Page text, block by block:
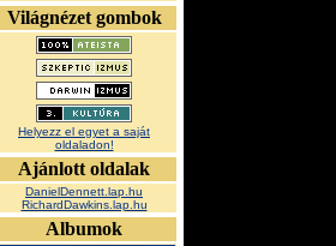
Világnézet gombok
Helyezz el egyet a saját
oldaladon!
Ajánlott oldalak
DanielDennett.lap.hu
RichardDawkins.lap.hu
Albumok